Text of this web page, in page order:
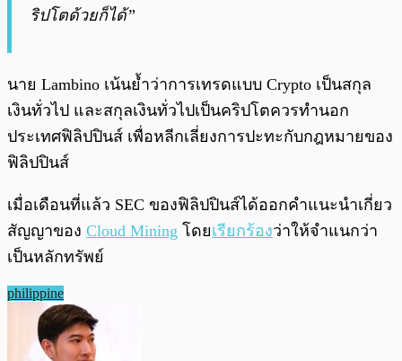
ริปโตด้วยก็ได้”
นาย Lambino เน้นย้ำว่าการเทรดแบบ Crypto เป็นสกุล
เงินทั่วไป และสกุลเงินทั่วไปเป็นคริปโตควรทำนอก
ประเทศฟิลิปปินส์ เพื่อหลีกเลี่ยงการปะทะกับกฎหมายของ
ฟิลิปปินส์
เมื่อเดือนที่แล้ว SEC ของฟิลิปปินส์ได้ออกคำแนะนำเกี่ยว
สัญญาของ Cloud Mining โดยเรียกร้องว่าให้จำแนกว่า
เป็นหลักทรัพย์
philippine